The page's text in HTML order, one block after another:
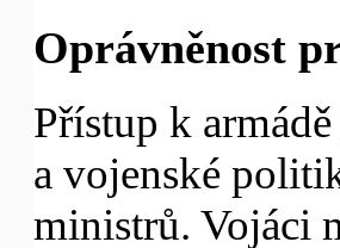
Oprávněnost
Přístup k
a vojenské
ministrů. Vojáci